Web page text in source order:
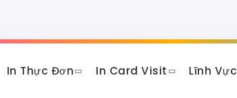
In Thực Đơn In Card Visit Lĩnh Vực